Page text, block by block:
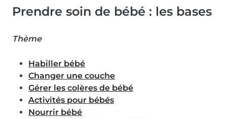
Prendre soin de bébé : les bases
Thème
Habiller bébé
Changer une couche
Gérer les colères de bébé
Activités pour bébés
Nourrir bébé